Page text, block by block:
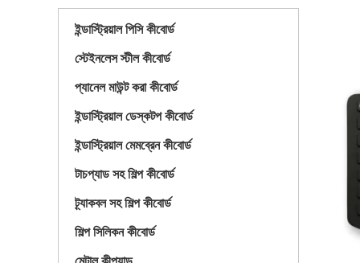
ইন্ডাস্ট্রিয়াল পিসি কীবোর্ড
স্টেইনলেস স্টীল কীবোর্ড
প্যানেল মাউন্ট করা কীবোর্ড
ইন্ডাস্ট্রিয়াল ডেস্কটপ কীবোর্ড
ইন্ডাস্ট্রিয়াল মেমব্রেন কীবোর্ড
টাচপ্যাড সহ শিল্প কীবোর্ড
ট্র্যাকবল সহ শিল্প কীবোর্ড
শিল্প সিলিকন কীবোর্ড